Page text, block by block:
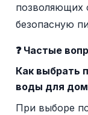
позволяющих
безопасную
❓ Частые
Как выбрать
воды для
При выборе